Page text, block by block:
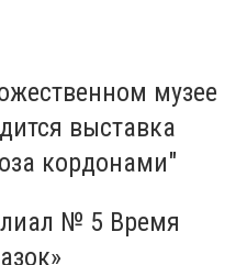
музее
выставка
кордонами"
№ 5 Время